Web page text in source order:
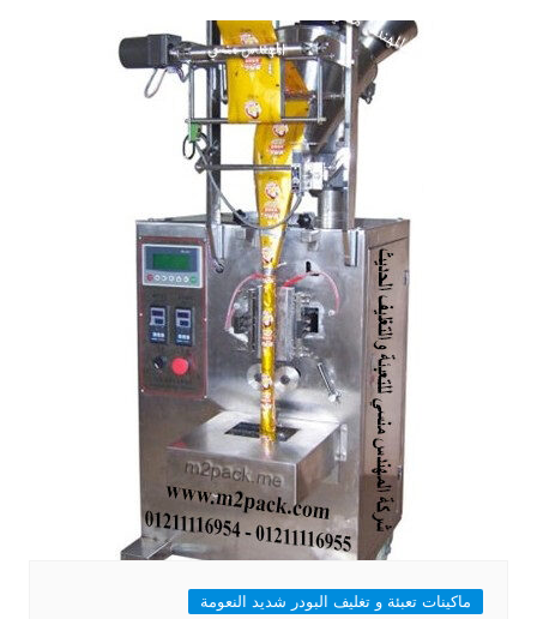
ماكينات تعبئة و تغليف البودر شديد النعومة